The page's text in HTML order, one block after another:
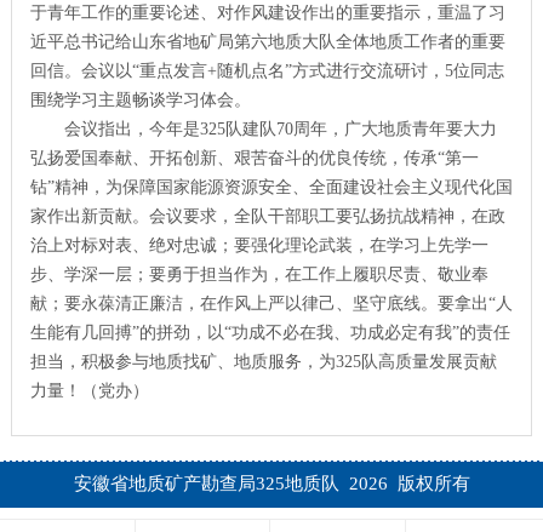
于青年工作的重要论述、对作风建设作出的重要指示，重温了习
近平总书记给山东省地矿局第六地质大队全体地质工作者的重要
回信。会议以“重点发言+随机点名”方式进行交流研讨，5位同志
围绕学习主题畅谈学习体会。
会议指出，今年是325队建队70周年，广大地质青年要大力
弘扬爱国奉献、开拓创新、艰苦奋斗的优良传统，传承“第一
钻”精神，为保障国家能源资源安全、全面建设社会主义现代化国
家作出新贡献。会议要求，全队干部职工要弘扬抗战精神，在政
治上对标对表、绝对忠诚；要强化理论武装，在学习上先学一
步、学深一层；要勇于担当作为，在工作上履职尽责、敬业奉
献；要永葆清正廉洁，在作风上严以律己、坚守底线。要拿出“人
生能有几回搏”的拼劲，以“功成不必在我、功成必定有我”的责任
担当，积极参与地质找矿、地质服务，为325队高质量发展贡献
力量！（党办）
安徽省地质矿产勘查局325地质队 2026 版权所有